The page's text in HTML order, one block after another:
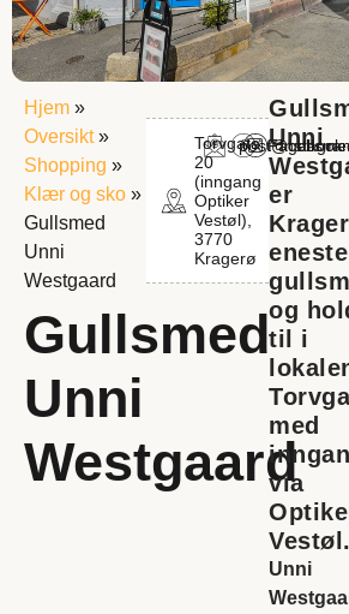
Hjem »
Oversikt»
Shopping »
Klær og sko »
Gullsmed
Unni
Westgaard
Gullsmed
Unni
Westgaard
Unni
er
eneste
og
til i
med
via
Vestøl.
Unni
Torvgata
20
(inngang
Optiker
Vestøl),
3770
Kragerø
Facebook